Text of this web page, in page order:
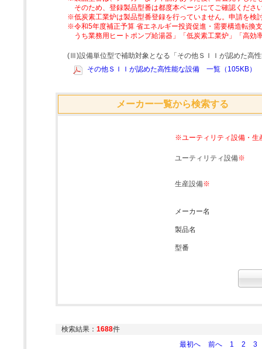
そのため、登録製品型番は都度本ページにてご確認くださ
※低炭素工業炉は製品型番登録を行っていません。申請を検
※令和5年度補正予算 省エネルギー投資促進・需要構造転換
うち業務用ヒートポンプ給湯器」「低炭素工業炉」「高
(Ⅲ)設備単位型で補助対象となる「その他ＳＩＩが認めた高
その他ＳＩＩが認めた高性能な設備 一覧（105KB）
メーカー一覧から検索する
※ユーティリティ設備・生
ユーティリティ設備※
生産設備※
メーカー名
製品名
型番
検索結果： 1688件
最初へ
前へ 1 2 3